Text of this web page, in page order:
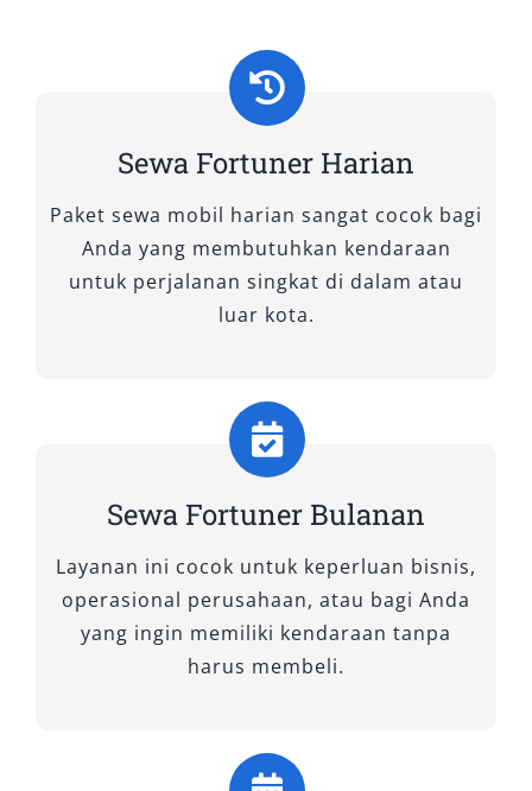
dan kebutuhan, baik untuk keperluan bisnis,
liburan, hingga perjalanan luar kota.
A. Tipe Fortuner 4×2 – Efisien dan
Elegan untuk Mobilitas Harian
Mobil Fortuner tipe 4×2 cocok untuk Anda yang
mengutamakan kenyamanan berkendara di
jalan perkotaan maupun jalur wisata di wilayah
empat roda, namun tetap ingin menikmati fitur
lengkap dari SUV premium.
1. Fortuner 2.4 G 4×2 A/T
Varian ini merupakan pilihan ekonomis dengan
performa mesin diesel bertenaga, transmisi
otomatis yang responsif, serta kabin nyaman
untuk keluarga maupun tamu perusahaan.
sewa Fortuner Magelang dengan sistem lepas
Sewa Fortuner Harian
Paket sewa mobil harian sangat cocok bagi
Anda yang membutuhkan kendaraan
untuk perjalanan singkat di dalam atau
luar kota.
Sewa Fortuner Bulanan
Layanan ini cocok untuk keperluan bisnis,
operasional perusahaan, atau bagi Anda
yang ingin memiliki kendaraan tanpa
harus membeli.